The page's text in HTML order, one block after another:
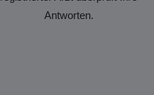
Antworten.